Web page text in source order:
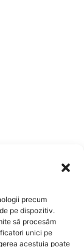
precum
pe dispozitiv.
să procesăm
unici pe
acestuia poate